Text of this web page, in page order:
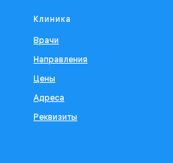
Клиника
Врачи
Направления
Цены
Адреса
Реквизиты